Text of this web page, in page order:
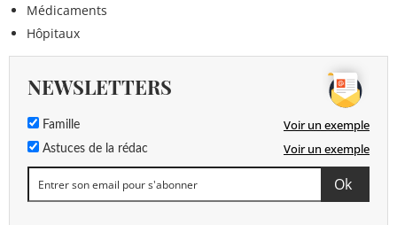
Médicaments
Hôpitaux
NEWSLETTERS
Famille Voir un exemple
Astuces de la rédac Voir un exemple